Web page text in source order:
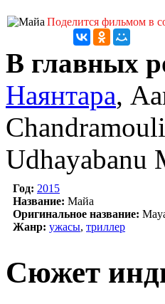
Поделится фильмом в
В главных
Наянтара,
Udhayabanu
Год: 2015
Название: Майа
Оригинальное название:
Жанр: ужасы, триллер
Сюжет